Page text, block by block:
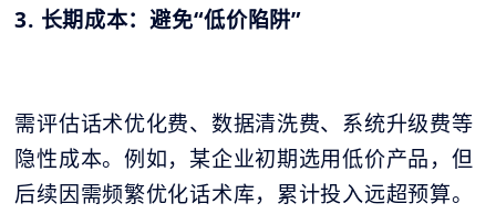
3. 长期成本：避免“低价陷阱”
需评估话术优化费、数据清洗费、系统升级费等
隐性成本。例如，某企业初期选用低价产品，但
后续因需频繁优化话术库，累计投入远超预算。